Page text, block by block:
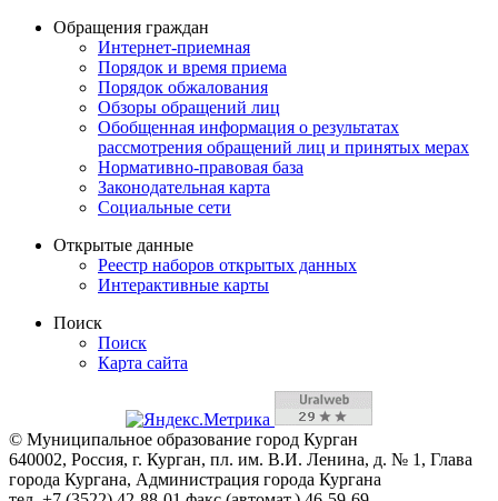
Обращения граждан
Интернет-приемная
Порядок и время приема
Порядок обжалования
Обзоры обращений лиц
Обобщенная информация о результатах
рассмотрения обращений лиц и принятых мерах
Нормативно-правовая база
Законодательная карта
Социальные сети
Открытые данные
Реестр наборов открытых данных
Интерактивные карты
Поиск
Поиск
Карта сайта
© Муниципальное образование город Курган
640002, Россия, г. Курган, пл. им. В.И. Ленина, д. № 1, Глава
города Кургана, Администрация города Кургана